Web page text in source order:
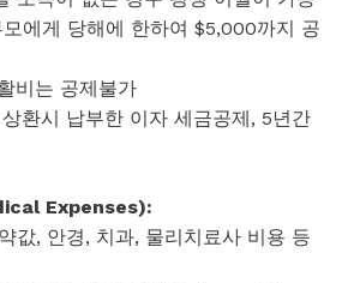
에게 당해에 한하여 $5,000까지 공
비는 공제불가
환시 납부한 이자 세금공제, 5년간
Expenses):
값, 안경, 치과, 물리치료사 비용 등